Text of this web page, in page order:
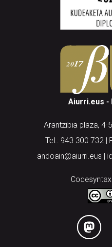
Aiurri.eus -
Arantzibia plaza, 4-
Tel.: 943 300 732 |
andoain@aiurri.eus |